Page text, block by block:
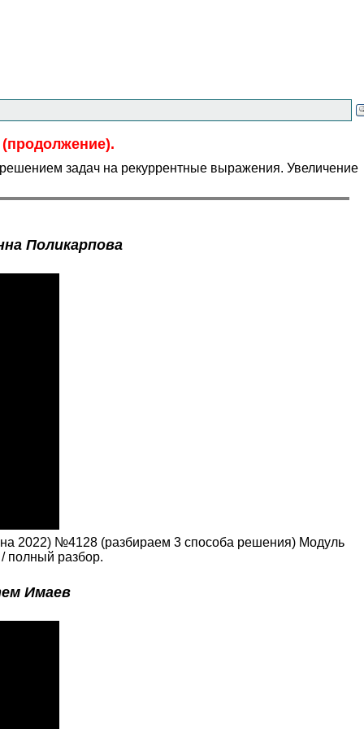
задач на рекуррентные выражения. Увеличение
Поликарпова
2022) №4128 (разбираем 3 способа решения) Модуль
полный разбор.
Имаев